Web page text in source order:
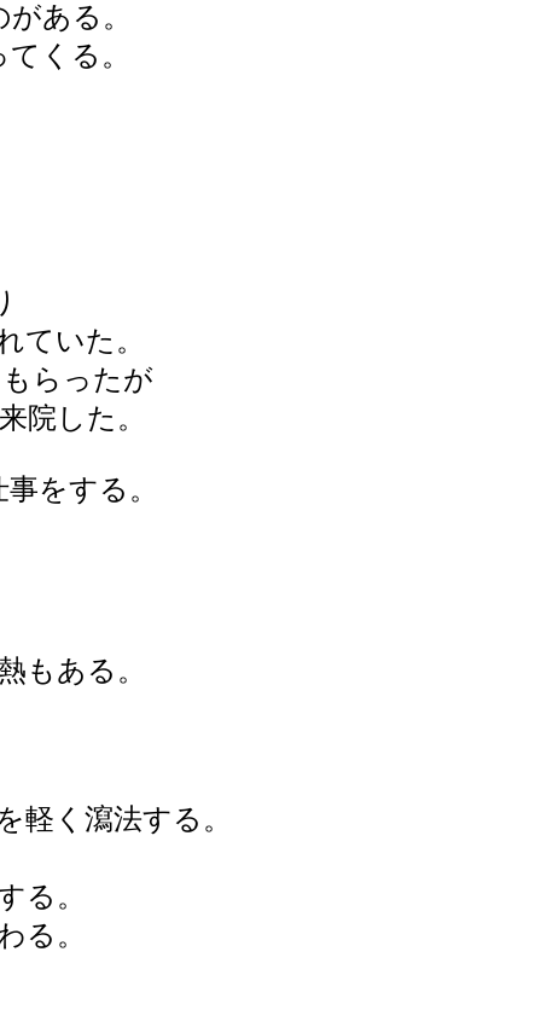
ある。
くる。
ていた。
らったが
院した。
をする。
もある。
軽く瀉法する。
る。
る。